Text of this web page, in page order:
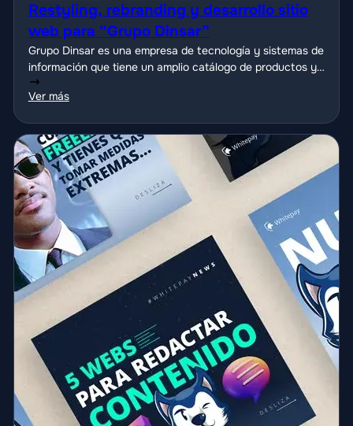
Restyling, rebranding y desarrollo sitio
web para “Grupo Dinsar”
Grupo Dinsar es una empresa de tecnología y sistemas de
información que tiene un amplio catálogo de productos y
servicios sobre el rubro.
Ver más